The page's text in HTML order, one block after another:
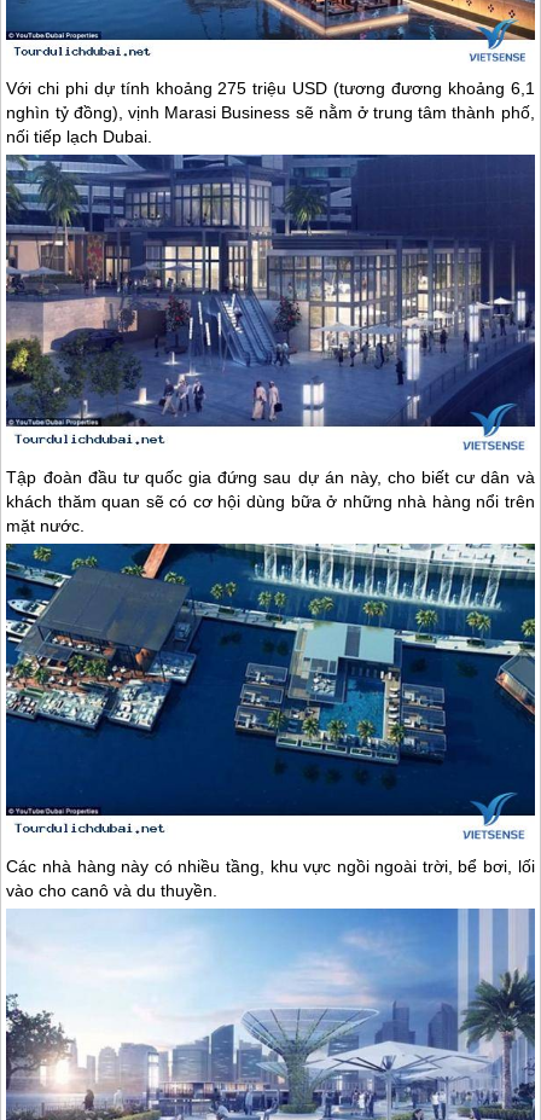
Với chi phi dự tính khoảng 275 triệu USD (tương đương khoảng 6,1
nghìn tỷ đồng), vịnh Marasi Business sẽ nằm ở trung tâm thành phố,
nối tiếp lạch Dubai
Tập đoàn đầu tư quốc gia đứng sau dự án này, cho biết cư dân và
khách thăm quan sẽ có cơ hội dùng bữa ở những nhà hàng nổi trên
mặt nước.
Các nhà hàng này có nhiều tầng, khu vực ngồi ngoài trời, bể bơi, lối
vào cho canô và du thuyền.